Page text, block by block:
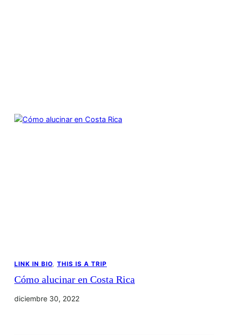
LINK IN BIO, THIS IS A TRIP
Cómo alucinar en Costa Rica
diciembre 30, 2022